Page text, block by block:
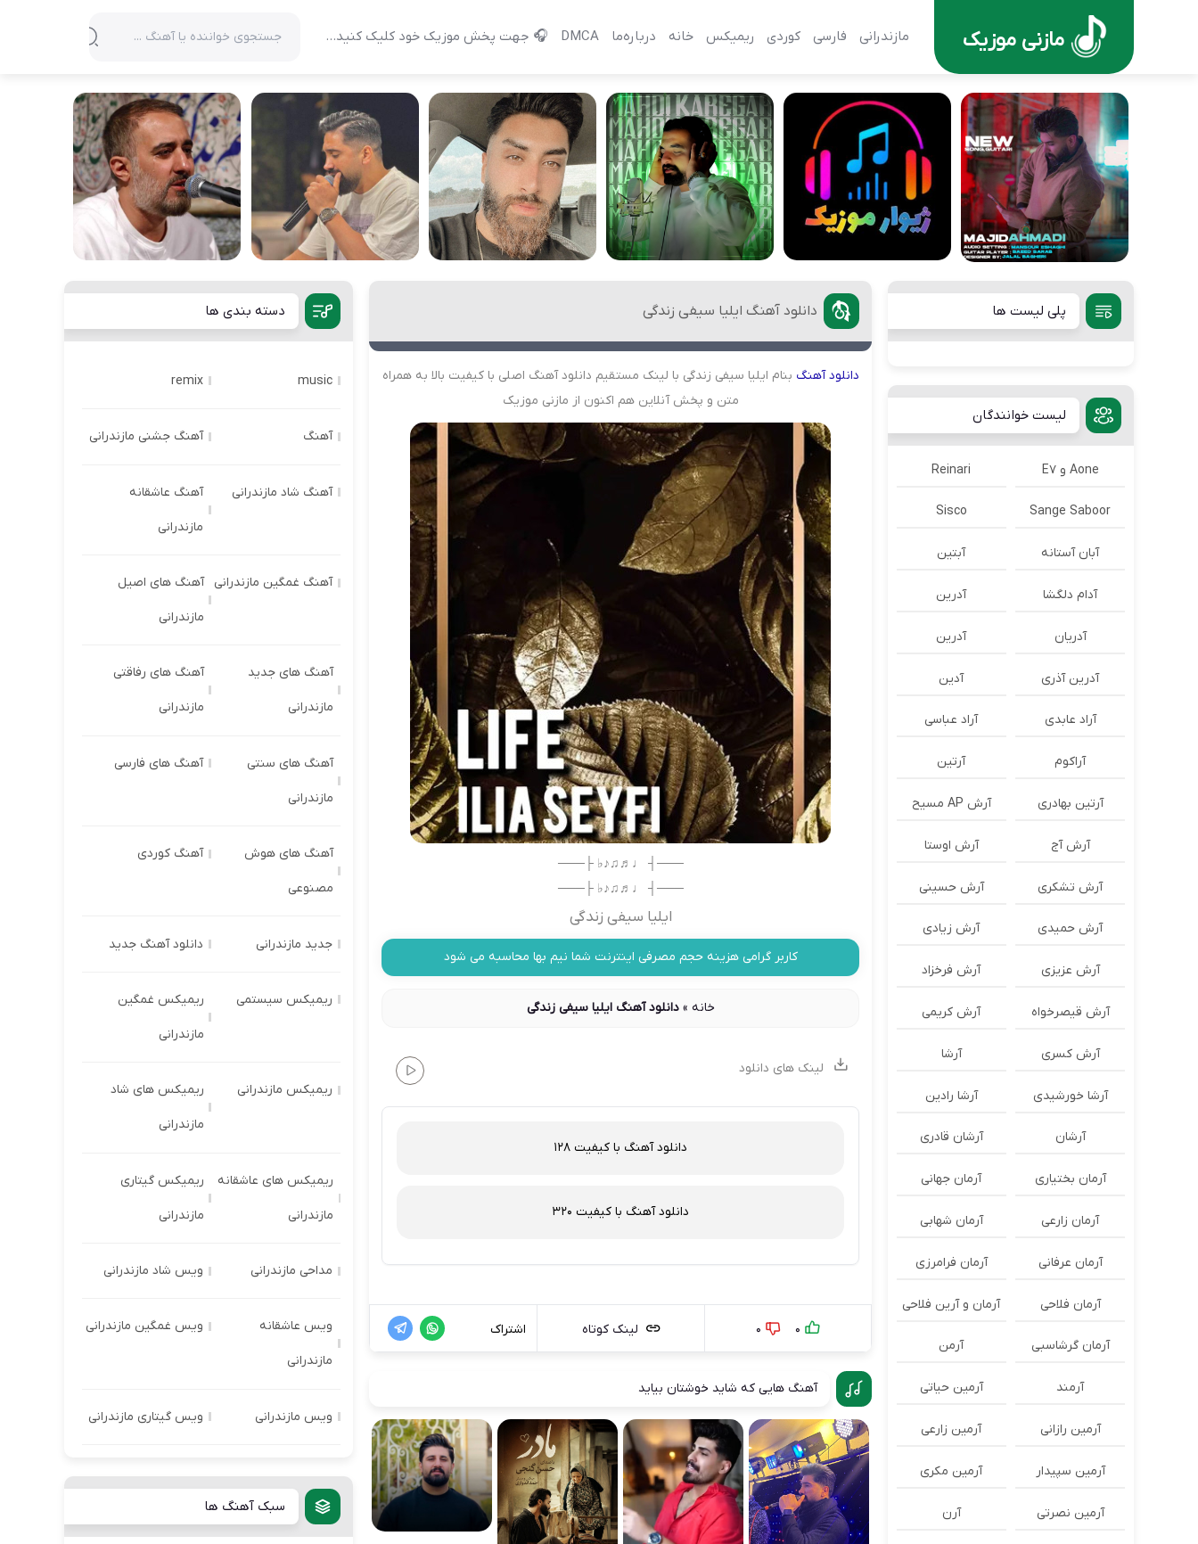
مازنی موزیک مازندرانی فارسی کوردی ریمیکس خانه درباره‌‌ما DMCA 🎧 جهت پخش موزیک خود کلیک کنید…
دانلود آهنگ ایلیا سیفی زندگی
دانلودآهنگ بنام ایلیا سیفی زندگی با لینک مستقیم دانلود آهنگ اصلی با کیفیت بالا به همراه
متن و پخش آنلاین هم اکنون از مازنی موزیک
───┤ ♩♬♫♪♭ ├───
───┤ ♩♬♫♪♭ ├───
ایلیا سیفی زندگی
کاربر گرامی هزینه حجم مصرفی اینترنت شما نیم بها محاسبه می شود
خانه »دانلود آهنگ ایلیا سیفی زندگی
لینک های دانلود
دانلود آهنگ با کیفیت 128
دانلود آهنگ با کیفیت 320
0
0 لینک کوتاه اشتراک
آهنگ هایی که شاید خوشتان بیاید
پلی لیست ها
لیست خوانندگان
Aone و E7 Reinari
Sange Saboor
Sisco
آبان آستانه آبتین
آدام دلگشا آدرين
آدریان آدرین
آدرین آذری آدین
آراد عابدی آراد عباسی
آراکوم آرتین
آرتین بهادری آرش AP مسیح
آرش آج آرش اوستا
آرش تشکری آرش حسینی
آرش حمیدی آرش زیادی
آرش عزیزی آرش فرخزاد
آرش قیصرخواه آرش کریمی
آرش کسری آرشا
آرشا خورشیدی آرشا رادین
آرشان آرشان قادری
آرمان بختیاری آرمان جهانی
آرمان زارعی آرمان شهابی
آرمان عرفانی آرمان فرامرزی
آرمان فلاحی آرمان و آرین فلاحی
آرمان گرشاسبی آرمن
آرمند آرمین حیاتی
آرمین رازانی آرمین زارعی
آرمین سپیدار آرمین مکری
آرمین نصرتی آرن
دسته بندی ها
music
remix
آهنگ آهنگ جشنی مازندرانی
آهنگ شاد مازندرانی آهنگ عاشقانه
مازندرانی
آهنگ غمگین مازندرانی آهنگ های اصیل
مازندرانی
آهنگ های جدید
مازندرانی
آهنگ های رفاقتی
مازندرانی
آهنگ های سنتی
مازندرانی
آهنگ های فارسی
آهنگ های هوش
مصنوعی
آهنگ کوردی
جدید مازندرانی دانلود آهنگ جدید
ریمیکس سیستمی ریمیکس غمگین
مازندرانی
ریمیکس مازندرانی ریمیکس های شاد
مازندرانی
ریمیکس های عاشقانه
مازندرانی
ریمیکس گیتاری
مازندرانی
مداحی مازندرانی ویس شاد مازندرانی
ویس عاشقانه
مازندرانی
ویس غمگین مازندرانی
ویس مازندرانی ویس گیتاری مازندرانی
سبک آهنگ ها